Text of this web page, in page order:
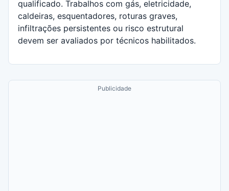
qualificado. Trabalhos com gás, eletricidade,
caldeiras, esquentadores, roturas graves,
infiltrações persistentes ou risco estrutural
devem ser avaliados por técnicos habilitados.
Publicidade